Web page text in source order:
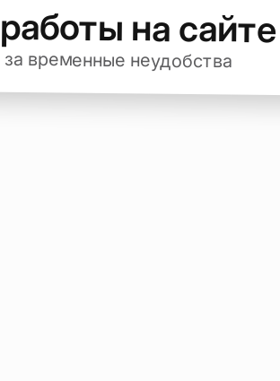
на сайте
временные неудобства